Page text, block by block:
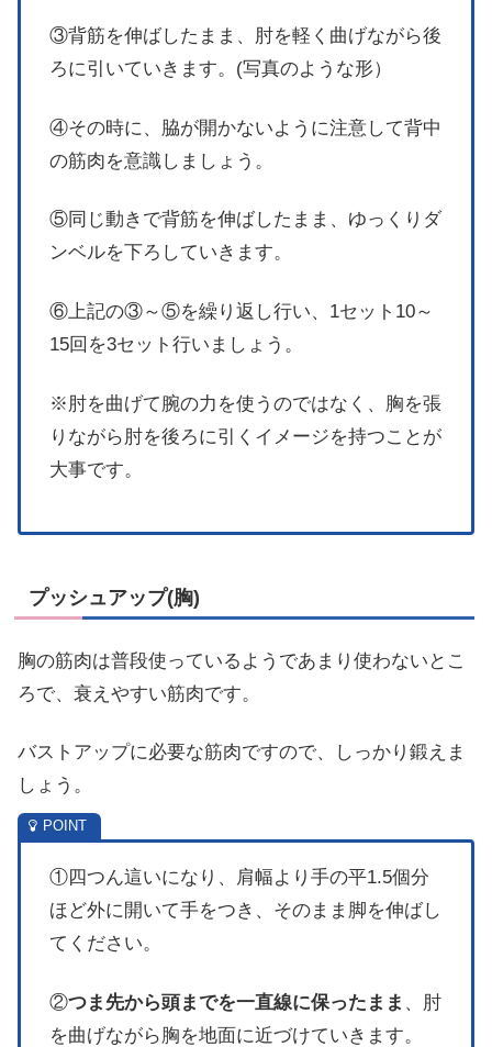
③背筋を伸ばしたまま、肘を軽く曲げながら後
ろに引いていきます。(写真のような形）
④その時に、脇が開かないように注意して背中
の筋肉を意識しましょう。
⑤同じ動きで背筋を伸ばしたまま、ゆっくりダ
ンベルを下ろしていきます。
⑥上記の③～⑤を繰り返し行い、1セット10～
15回を3セット行いましょう。
※肘を曲げて腕の力を使うのではなく、胸を張
りながら肘を後ろに引くイメージを持つことが
大事です。
プッシュアップ(胸)
胸の筋肉は普段使っているようであまり使わないとこ
ろで、衰えやすい筋肉です。
バストアップに必要な筋肉ですので、しっかり鍛えま
しょう。
①四つん這いになり、肩幅より手の平1.5個分
ほど外に開いて手をつき、そのまま脚を伸ばし
てください。
②つま先から頭までを一直線に保ったまま 、肘
を曲げながら胸を地面に近づけていきます。